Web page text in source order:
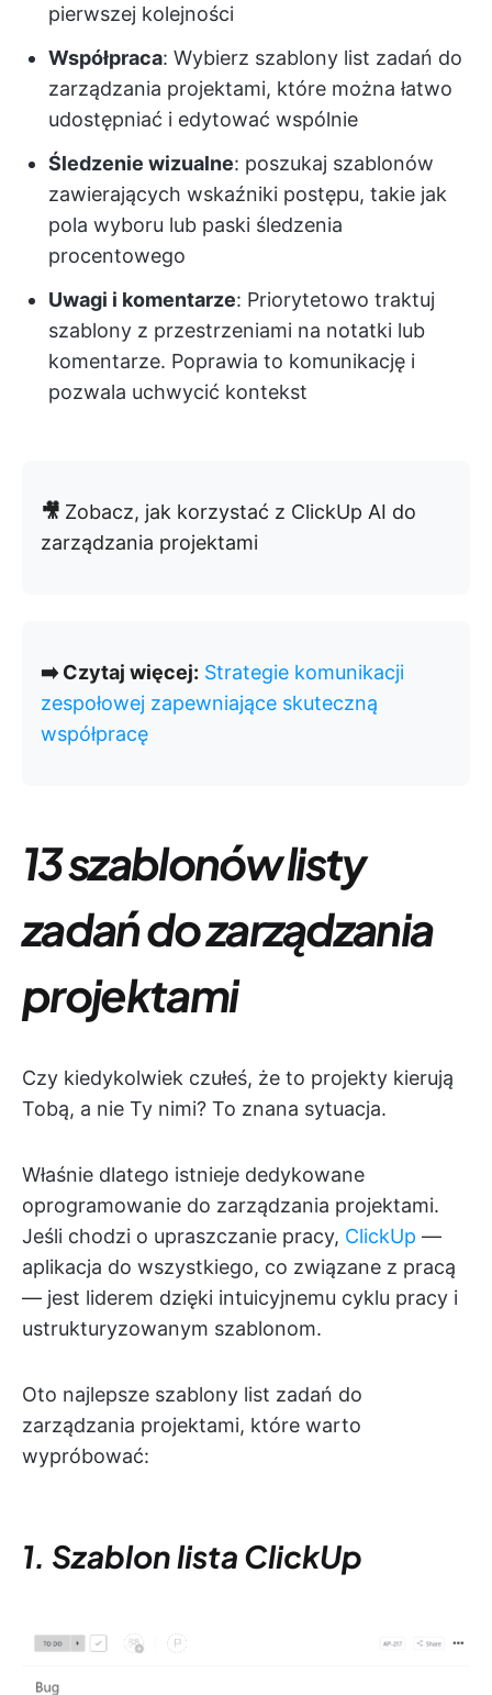
pierwszej kolejności
Współpraca: Wybierz szablony list zadań do
zarządzania projektami, które można łatwo
udostępniać i edytować wspólnie
Śledzenie wizualne: poszukaj szablonów
zawierających wskaźniki postępu, takie jak
pola wyboru lub paski śledzenia
procentowego
Uwagi i komentarze: Priorytetowo traktuj
szablony z przestrzeniami na notatki lub
komentarze. Poprawia to komunikację i
pozwala uchwycić kontekst
🎥 Zobacz, jak korzystać z ClickUp AI do
zarządzania projektami
➡️ Czytaj więcej: Strategie komunikacji
zespołowej zapewniające skuteczną
współpracę
13 szablonów listy
zadań do zarządzania
projektami
Czy kiedykolwiek czułeś, że to projekty kierują
Tobą, a nie Ty nimi? To znana sytuacja.
Właśnie dlatego istnieje dedykowane
oprogramowanie do zarządzania projektami.
Jeśli chodzi o upraszczanie pracy, ClickUp —
aplikacja do wszystkiego, co związane z pracą
— jest liderem dzięki intuicyjnemu cyklu pracy i
ustrukturyzowanym szablonom.
Oto najlepsze szablony list zadań do
zarządzania projektami, które warto
wypróbować:
1. Szablon lista ClickUp